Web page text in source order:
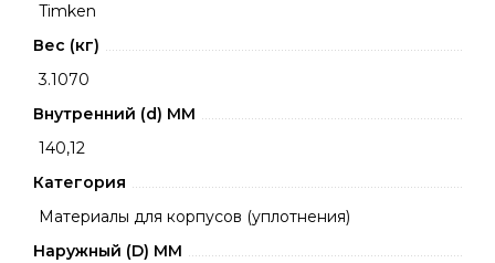
Timken
Вес (кг)
3.1070
Внутренний (d) ММ
140,12
Категория
Материалы для корпусов (уплотнения)
Наружный (D) ММ